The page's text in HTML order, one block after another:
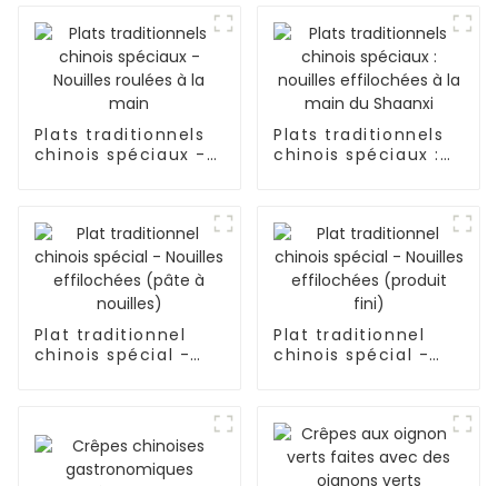
Plats traditionnels
chinois spéciaux -
Plats traditionnels
chinois spéciaux :
Plat traditionnel
chinois spécial -
Plat traditionnel
chinois spécial -